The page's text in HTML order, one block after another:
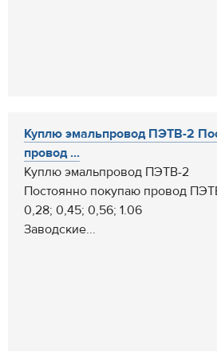
Куплю эмальпровод ПЭТВ-2
провод ...
Куплю эмальпровод ПЭТВ-2
Постоянно покупаю провод
0,28; 0,45; 0,56; 1.06
Заводские...